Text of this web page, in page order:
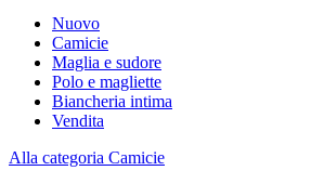
Nuovo
Camicie
Maglia e sudore
Polo e magliette
Biancheria intima
Vendita
Alla categoria Camicie